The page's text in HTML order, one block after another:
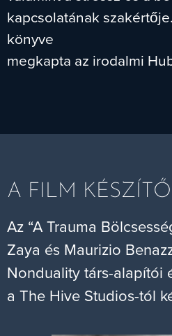
kapcsolatának
könyve
megkapta az irodalmi
A FILM
Az “A Trauma
Zaya és Maurizio
Nonduality társ-alapítói
a The Hive Studios-tól